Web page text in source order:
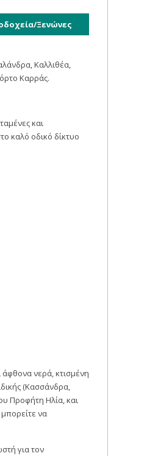
Ξενώνες
Καλλιθέα,
Καρράς.
και
καλό οδικό δίκτυο
νερά, κτισμένη
(Κασσάνδρα,
Προφήτη Ηλία, και
να
για τον